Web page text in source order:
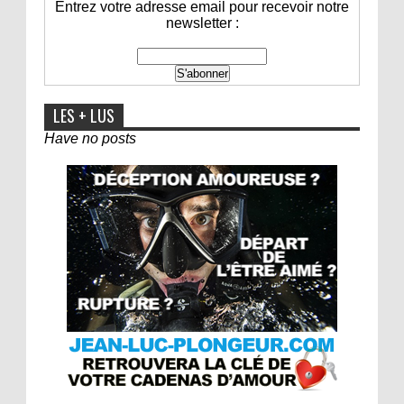
Entrez votre adresse email pour recevoir notre
newsletter :
LES + LUS
Have no posts